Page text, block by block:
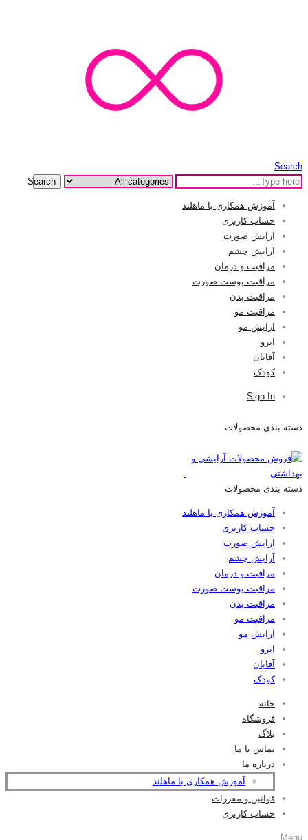
Search
Search
آموزش همکاری با ماهلند
حساب کاربری
آرایش صورت
آرایش چشم
مراقبت و درمان
مراقبت پوست صورت
مراقبت بدن
مراقبت مو
آرایش مو
ابرو
آقایان
کودک
Sign In
دسته بندی محصولات
دسته بندی محصولات
آموزش همکاری با ماهلند
حساب کاربری
آرایش صورت
آرایش چشم
مراقبت و درمان
مراقبت پوست صورت
مراقبت بدن
مراقبت مو
آرایش مو
ابرو
آقایان
کودک
خانه
فروشگاه
بلاگ
تماس با ما
درباره ما
آموزش همکاری با ماهلند
قوانین و مقررات
حساب کاربری
Menu